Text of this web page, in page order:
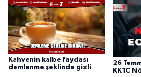
Kahvenin kalbe faydası
demlenme şeklinde gizli
26
KKTC